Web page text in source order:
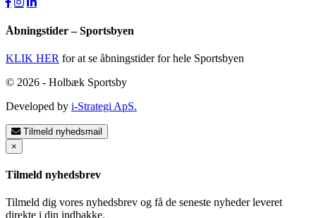
Åbningstider – Sportsbyen
KLIK HER for at se åbningstider for hele Sportsbyen
© 2026 - Holbæk Sportsby
Developed by i-Strategi ApS.
Tilmeld nyhedsmail
×
Tilmeld nyhedsbrev
Tilmeld dig vores nyhedsbrev og få de seneste nyheder leveret
direkte i din indbakke.